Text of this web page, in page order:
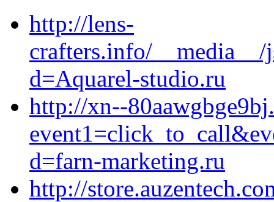
http://lens-
crafters.info/
d=Aquarel-studio.ru
http://xn--
d=farn-marketing.ru
http://